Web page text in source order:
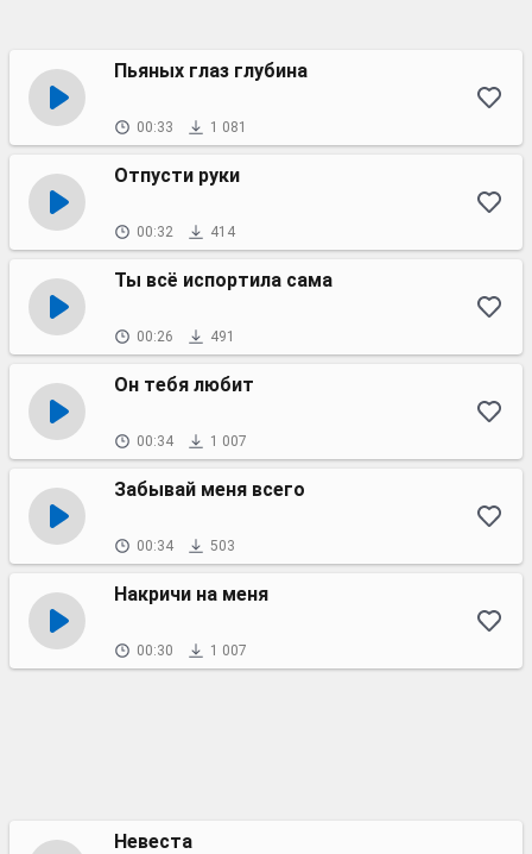
Пьяных глаз глубина
00:33 1 081
Отпусти руки
00:32 414
Ты всё испортила сама
00:26 491
Он тебя любит
00:34 1 007
Забывай меня всего
00:34 503
Накричи на меня
00:30 1 007
Невеста